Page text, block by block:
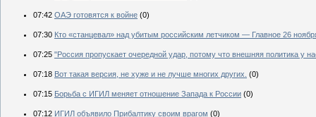
07:42 ОАЭ готовятся к войне (0)
07:30 Кто «станцевал» над убитым российским летчиком — Главное 26
07:25 "Россия пропускает очередной удар, потому что внешняя политика у
07:18 Вот такая версия, не хуже и не лучше многих других. (0)
07:15 Борьба с ИГИЛ меняет отношение Запада к России (0)
07:12 ИГИЛ объявило Прибалтику своим врагом (0)